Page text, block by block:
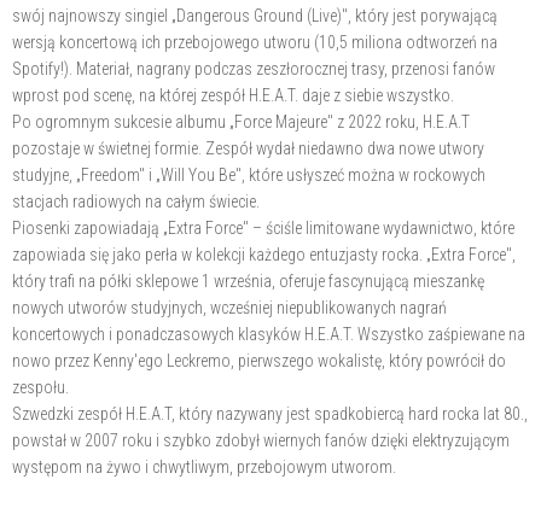
swój najnowszy singiel „Dangerous Ground (Live)", który jest porywającą
wersją koncertową ich przebojowego utworu (10,5 miliona odtworzeń na
Spotify!). Materiał, nagrany podczas zeszłorocznej trasy, przenosi fanów
wprost pod scenę, na której zespół H.E.A.T. daje z siebie wszystko.
Po ogromnym sukcesie albumu „Force Majeure" z 2022 roku, H.E.A.T
pozostaje w świetnej formie. Zespół wydał niedawno dwa nowe utwory
studyjne, „Freedom" i „Will You Be", które usłyszeć można w rockowych
stacjach radiowych na całym świecie.
Piosenki zapowiadają „Extra Force" – ściśle limitowane wydawnictwo, które
zapowiada się jako perła w kolekcji każdego entuzjasty rocka. „Extra Force",
który trafi na półki sklepowe 1 września, oferuje fascynującą mieszankę
nowych utworów studyjnych, wcześniej niepublikowanych nagrań
koncertowych i ponadczasowych klasyków H.E.A.T. Wszystko zaśpiewane na
nowo przez Kenny'ego Leckremo, pierwszego wokalistę, który powrócił do
zespołu.
Szwedzki zespół H.E.A.T, który nazywany jest spadkobiercą hard rocka lat 80.,
powstał w 2007 roku i szybko zdobył wiernych fanów dzięki elektryzującym
występom na żywo i chwytliwym, przebojowym utworom.